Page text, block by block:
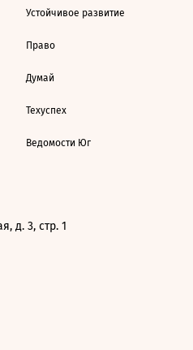
Устойчивое развитие
Право
Думай
Техуспех
Ведомости Юг
д. 3, стр. 1